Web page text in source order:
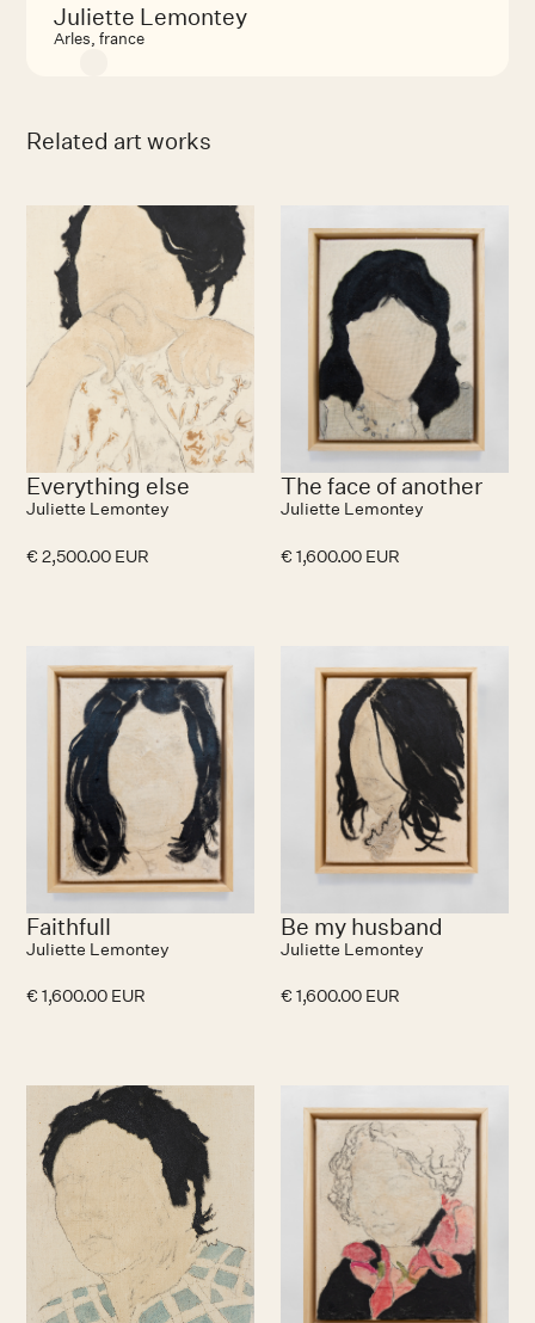
Juliette Lemontey
Arles, france
Related art works
No items found.
Everything else
Juliette Lemontey
€ 2,500.00 EUR
The face of another
Juliette Lemontey
€ 1,600.00 EUR
Faithfull
Juliette Lemontey
€ 1,600.00 EUR
Be my husband
Juliette Lemontey
€ 1,600.00 EUR
No items found.